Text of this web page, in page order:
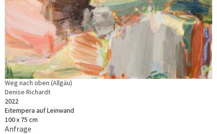
Weg nach oben (Allgäu)
Denise Richardt
2022
Eitempera auf Leinwand
100 x 75 cm
Anfrage